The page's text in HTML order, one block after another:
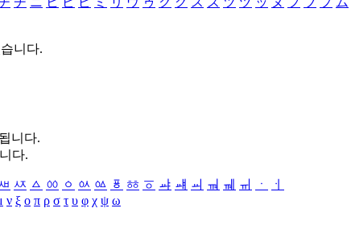
니다.
니다.
다.
ㅾ ㅿ ㆀ ㆁ ㆂ ㆃ ㆄ ㆅ ㆆ ㆇ ㆈ ㆉ ㆊ ㆋ ㆌ ㆍ
ㆎ
ν ξ ο π ρ σ τ υ φ χ ψ ω